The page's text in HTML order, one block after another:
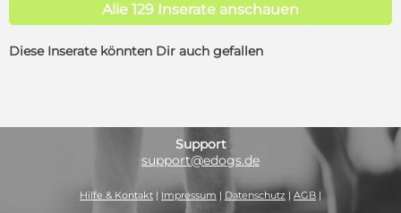
Alle 129 Inserate anschauen
Diese Inserate könnten Dir auch gefallen
Support
support@edogs.de
Hilfe & Kontakt | Impressum | Datenschutz | AGB |